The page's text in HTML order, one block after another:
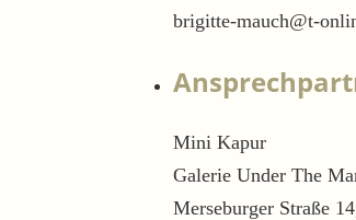
brigitte-mauch@t-
Mini Kapur
Galerie Under The
Merseburger Straße